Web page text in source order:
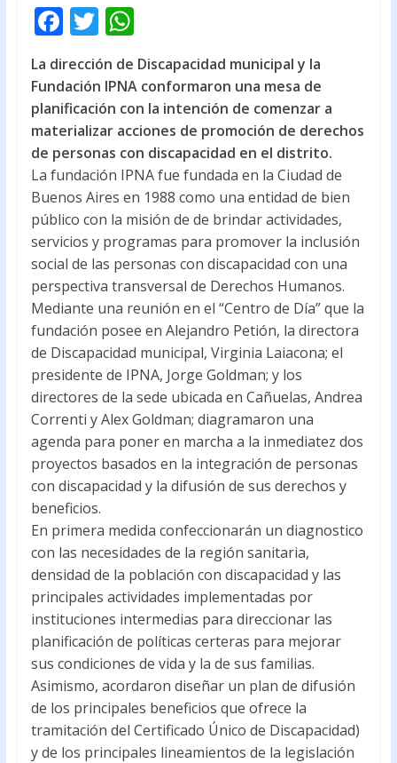
F
e
b
o
o
k
T
w
itt
er
W
h
at
s
A
p
p
La dirección de Discapacidad municipal y la
Fundación IPNA conformaron una mesa de
planificación con la intención de comenzar a
materializar acciones de promoción de derechos
de personas con discapacidad en el distrito.
La fundación IPNA fue fundada en la Ciudad de
Buenos Aires en 1988 como una entidad de bien
público con la misión de de brindar actividades,
servicios y programas para promover la inclusión
social de las personas con discapacidad con una
perspectiva transversal de Derechos Humanos.
Mediante una reunión en el “Centro de Día” que la
fundación posee en Alejandro Petión, la directora
de Discapacidad municipal, Virginia Laiacona; el
presidente de IPNA, Jorge Goldman; y los
directores de la sede ubicada en Cañuelas, Andrea
Correnti y Alex Goldman; diagramaron una
agenda para poner en marcha a la inmediatez dos
proyectos basados en la integración de personas
con discapacidad y la difusión de sus derechos y
beneficios.
En primera medida confeccionarán un diagnostico
con las necesidades de la región sanitaria,
densidad de la población con discapacidad y las
principales actividades implementadas por
instituciones intermedias para direccionar las
planificación de políticas certeras para mejorar
sus condiciones de vida y la de sus familias.
Asimismo, acordaron diseñar un plan de difusión
de los principales beneficios que ofrece la
tramitación del Certificado Único de Discapacidad)
y de los principales lineamientos de la legislación